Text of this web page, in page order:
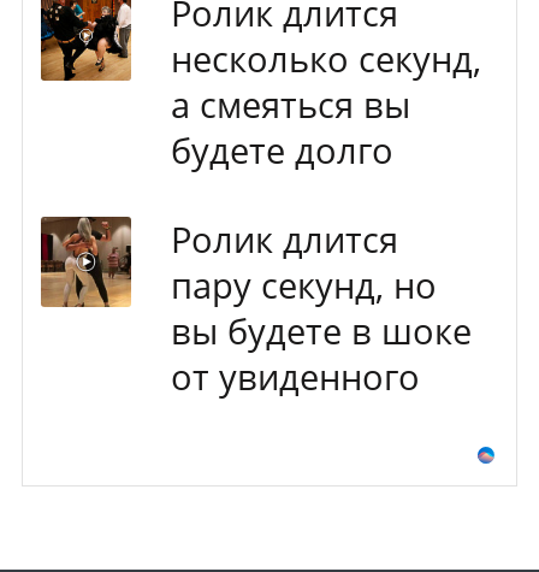
Ролик длится
несколько секунд,
а смеяться вы
будете долго
Ролик длится
пару секунд, но
вы будете в шоке
от увиденного